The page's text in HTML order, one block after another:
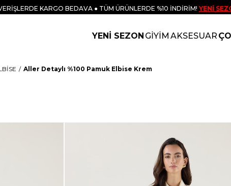
KARGO BEDAVA ● TÜM ÜRÜNLERDE %10 İNDİRİM! YENİ
YENİ SEZON GİYİM AKSESUAR
Aller Detaylı %100 Pamuk Elbise Krem